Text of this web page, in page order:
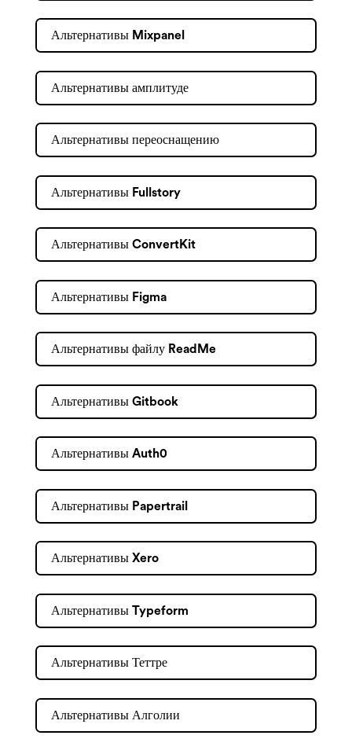
Альтернативы Mixpanel
Альтернативы амплитуде
Альтернативы переоснащению
Альтернативы Fullstory
Альтернативы ConvertKit
Альтернативы Figma
Альтернативы файлу ReadMe
Альтернативы Gitbook
Альтернативы Auth0
Альтернативы Papertrail
Альтернативы Xero
Альтернативы Typeform
Альтернативы Теттре
Альтернативы Алголии